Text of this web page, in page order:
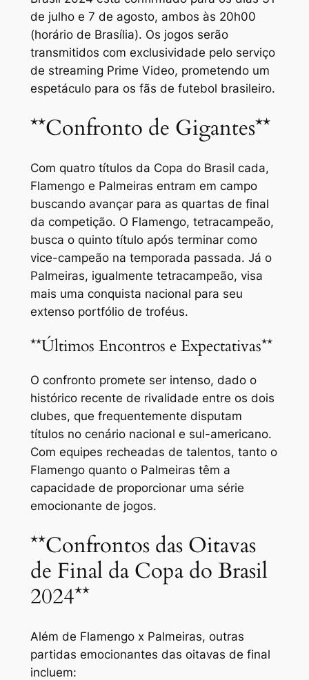
de julho e 7 de agosto, ambos às 20h00
(horário de Brasília). Os jogos serão
transmitidos com exclusividade pelo serviço
de streaming Prime Video, prometendo um
espetáculo para os fãs de futebol brasileiro.
**Confronto de Gigantes**
Com quatro títulos da Copa do Brasil cada,
Flamengo e Palmeiras entram em campo
buscando avançar para as quartas de final
da competição. O Flamengo, tetracampeão,
busca o quinto título após terminar como
vice-campeão na temporada passada. Já o
Palmeiras, igualmente tetracampeão, visa
mais uma conquista nacional para seu
extenso portfólio de troféus.
**Últimos Encontros e Expectativas**
O confronto promete ser intenso, dado o
histórico recente de rivalidade entre os dois
clubes, que frequentemente disputam
títulos no cenário nacional e sul-americano.
Com equipes recheadas de talentos, tanto o
Flamengo quanto o Palmeiras têm a
capacidade de proporcionar uma série
emocionante de jogos.
**Confrontos das Oitavas
de Final da Copa do Brasil
2024**
Além de Flamengo x Palmeiras, outras
partidas emocionantes das oitavas de final
incluem: